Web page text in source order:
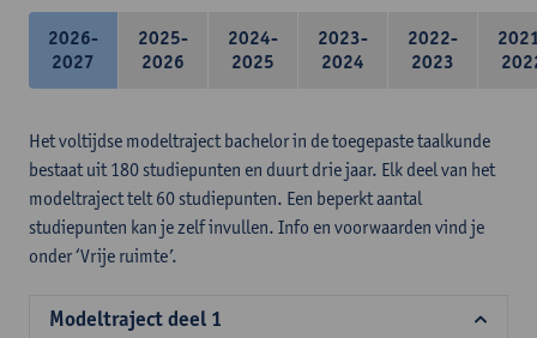
2026-
2027
2025-
2026
2024-
2025
2023-
2024
2022-
2023
Het voltijdse modeltraject bachelor in de toegepaste taalkunde
bestaat uit 180 studiepunten en duurt drie jaar. Elk deel van het
modeltraject telt 60 studiepunten. Een beperkt aantal
studiepunten kan je zelf invullen. Info en voorwaarden vind je
onder ‘Vrije ruimte’.
Modeltraject deel 1